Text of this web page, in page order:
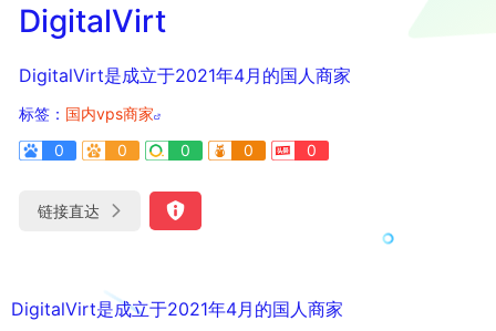
DigitalVirt
DigitalVirt是成立于2021年4月的国人商家
标签： 国内vps商家
0
0 0 0 0
链接直达
DigitalVirt是成立于2021年4月的国人商家